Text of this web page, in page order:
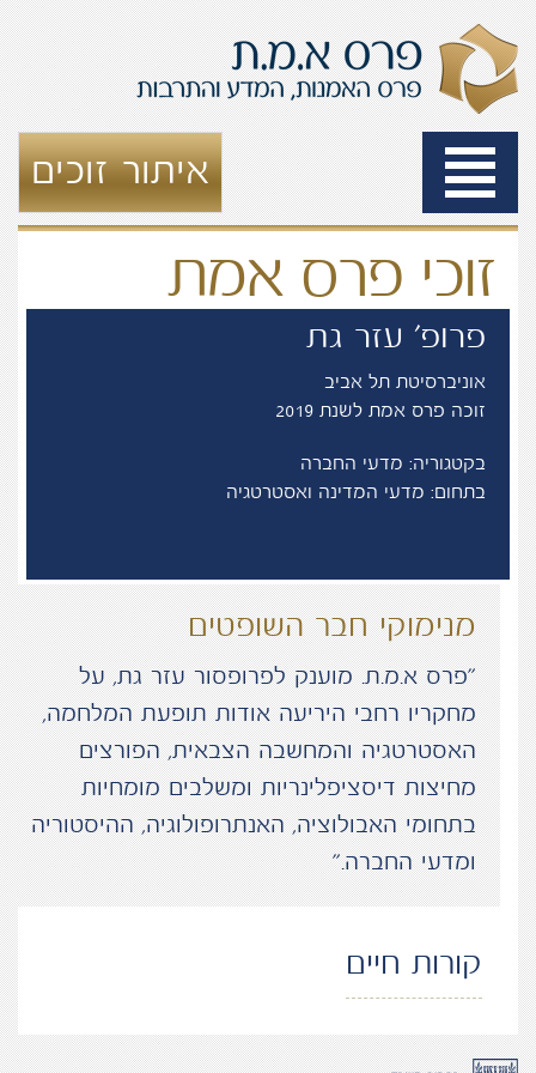
Toggle
navigation
איתור זוכים
זוכי פרס אמת
פרופ' עזר גת
אוניברסיטת תל אביב
זוכה פרס אמת לשנת 2019
בקטגוריה: מדעי החברה
בתחום: מדעי המדינה ואסטרטגיה
מנימוקי חבר השופטים
“פרס א.מ.ת. מוענק לפרופסור עזר גת, על
מחקריו רחבי היריעה אודות תופעת המלחמה,
האסטרטגיה והמחשבה הצבאית, הפורצים
מחיצות דיסציפלינריות ומשלבים מומחיות
בתחומי האבולוציה, האנתרופולוגיה, ההיסטוריה
ומדעי החברה.”
קורות חיים